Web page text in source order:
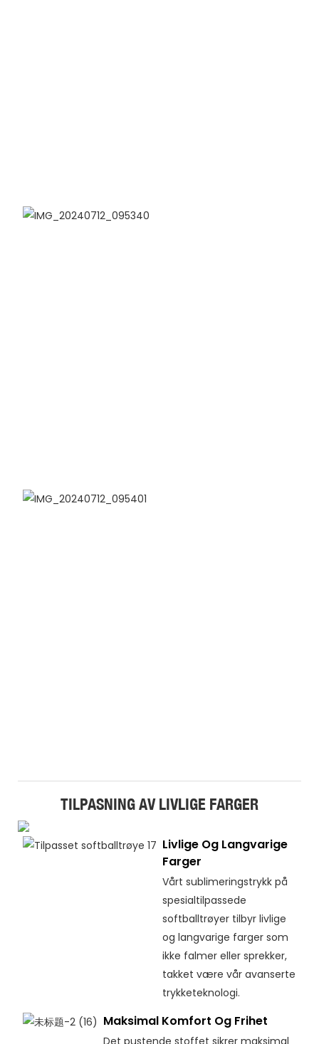
TILPASNING AV LIVLIGE FARGER
Livlige Og Langvarige
Farger
Vårt sublimeringstrykk på
spesialtilpassede
softballtrøyer tilbyr livlige
og langvarige farger som
ikke falmer eller sprekker,
takket være vår avanserte
trykketeknologi.
Maksimal Komfort Og Frihet
Det pustende stoffet sikrer maksimal